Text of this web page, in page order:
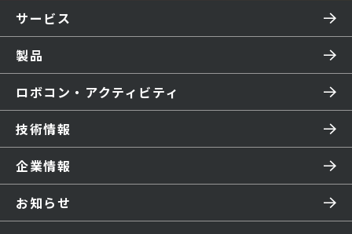
サービス
製品
ロボコン・アクティビティ
技術情報
企業情報
お知らせ